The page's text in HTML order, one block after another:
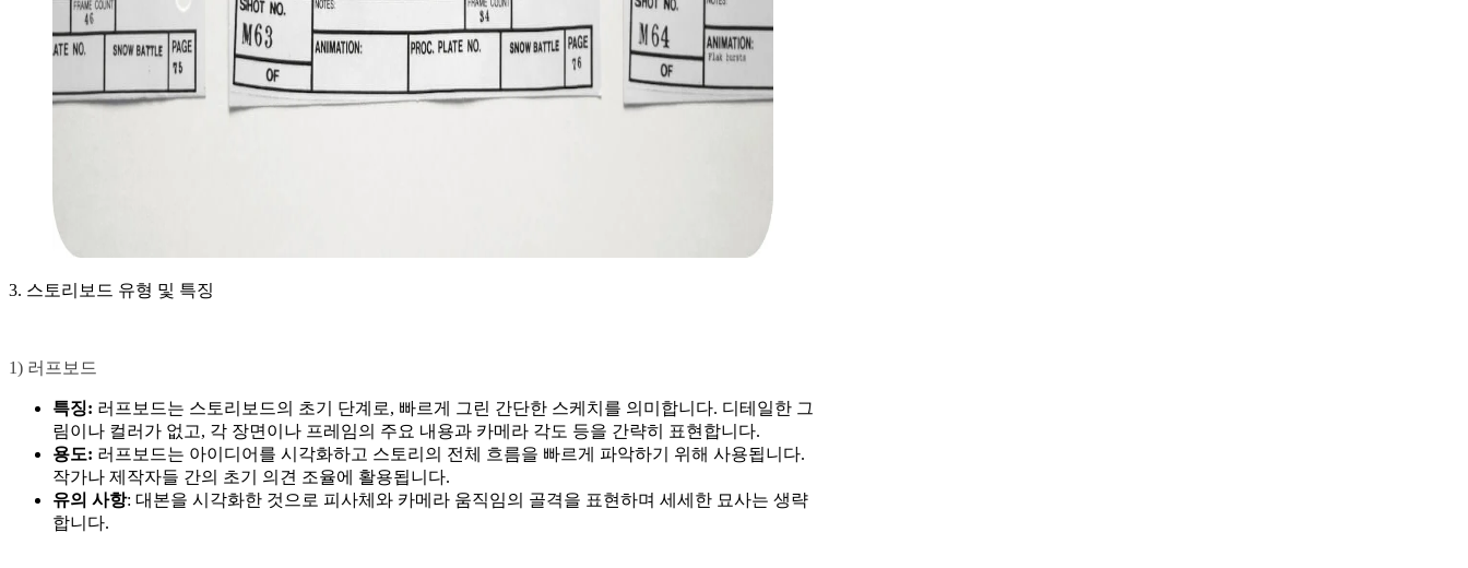
3. 스토리보드 유형 및 특징
1) 러프보드
특징: 러프보드는 스토리보드의 초기 단계로, 빠르게 그린 간단한 스케치를 의미합니다. 디테일한 그
림이나 컬러가 없고, 각 장면이나 프레임의 주요 내용과 카메라 각도 등을 간략히 표현합니다.
용도: 러프보드는 아이디어를 시각화하고 스토리의 전체 흐름을 빠르게 파악하기 위해 사용됩니다.
작가나 제작자들 간의 초기 의견 조율에 활용됩니다.
유의 사항: 대본을 시각화한 것으로 피사체와 카메라 움직임의 골격을 표현하며 세세한 묘사는 생략
합니다.